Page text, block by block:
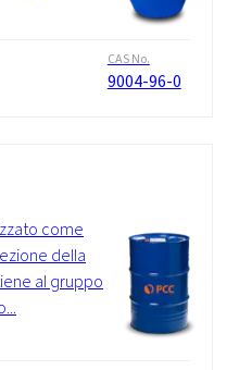
CAS No.
9004-96-0
come
della
al gruppo